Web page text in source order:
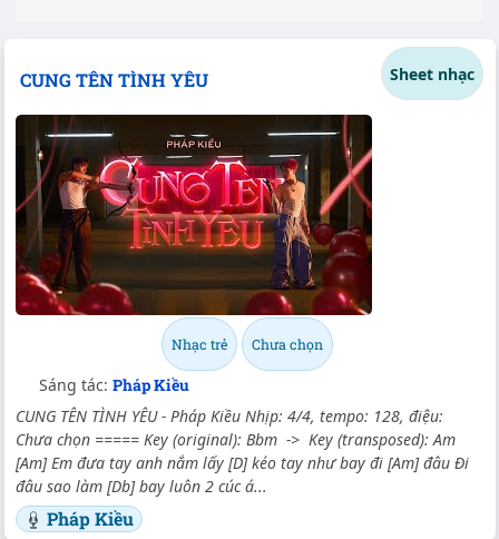
CUNG TÊN TÌNH YÊU Sheet nhạc
Nhạc trẻ Chưa chọn
Sáng tác: Pháp Kiều
CUNG TÊN TÌNH YÊU - Pháp Kiều Nhịp: 4/4, tempo: 128, điệu:
Chưa chọn ===== Key (original): Bbm -> Key (transposed): Am
[Am] Em đưa tay anh nắm lấy [D] kéo tay như bay đi [Am] đâu Đi
đâu sao làm [Db] bay luôn 2 cúc á...
Pháp Kiều